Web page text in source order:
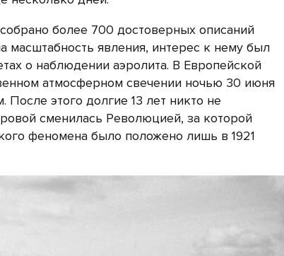
более 700 достоверных описаний
масштабность явления, интерес к нему был
о наблюдении аэролита. В Европейской
атмосферном свечении ночью 30 июня
После этого долгие 13 лет никто не
сменилась Революцией, за которой
феномена было положено лишь в 1921